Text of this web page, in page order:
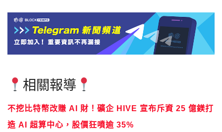
相關報導
不挖比特幣改賺 AI 財！礦企 HIVE 宣布斥資 25 億鎂打
造 AI 超算中心，股價狂噴逾 35%